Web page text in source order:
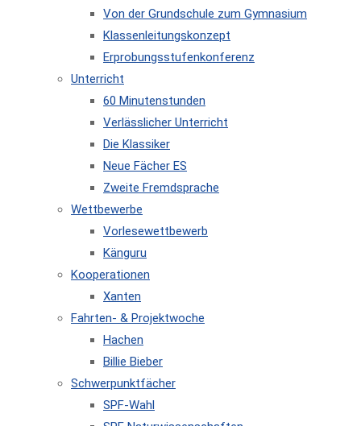
Von der Grundschule zum Gymnasium
Klassenleitungskonzept
Erprobungsstufenkonferenz
Unterricht
60 Minutenstunden
Verlässlicher Unterricht
Die Klassiker
Neue Fächer ES
Zweite Fremdsprache
Wettbewerbe
Vorlesewettbewerb
Känguru
Kooperationen
Xanten
Fahrten- & Projektwoche
Hachen
Billie Bieber
Schwerpunktfächer
SPF-Wahl